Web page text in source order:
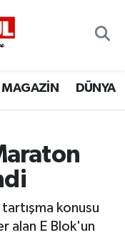
MAGAZİN DÜNYA
konusu
alan E Blok'un